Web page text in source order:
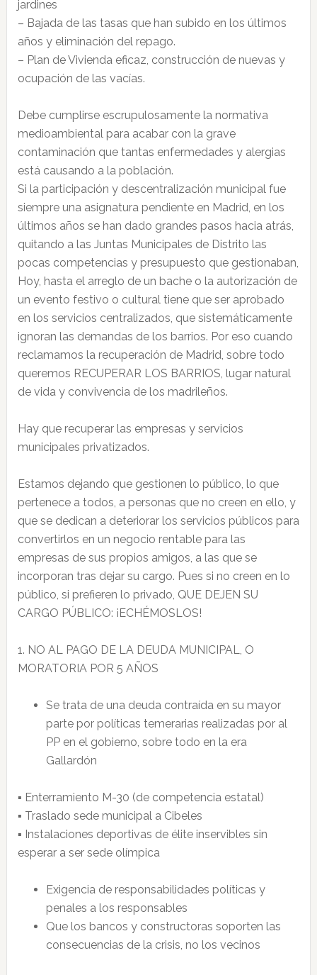
jardines
– Bajada de las tasas que han subido en los últimos
años y eliminación del repago.
– Plan de Vivienda eficaz, construcción de nuevas y
ocupación de las vacías.
Debe cumplirse escrupulosamente la normativa
medioambiental para acabar con la grave
contaminación que tantas enfermedades y alergias
está causando a la población.
Si la participación y descentralización municipal fue
siempre una asignatura pendiente en Madrid, en los
últimos años se han dado grandes pasos hacia atrás,
quitando a las Juntas Municipales de Distrito las
pocas competencias y presupuesto que gestionaban,
Hoy, hasta el arreglo de un bache o la autorización de
un evento festivo o cultural tiene que ser aprobado
en los servicios centralizados, que sistemáticamente
ignoran las demandas de los barrios. Por eso cuando
reclamamos la recuperación de Madrid, sobre todo
queremos RECUPERAR LOS BARRIOS, lugar natural
de vida y convivencia de los madrileños.
Hay que recuperar las empresas y servicios
municipales privatizados.
Estamos dejando que gestionen lo público, lo que
pertenece a todos, a personas que no creen en ello, y
que se dedican a deteriorar los servicios públicos para
convertirlos en un negocio rentable para las
empresas de sus propios amigos, a las que se
incorporan tras dejar su cargo. Pues si no creen en lo
público, si prefieren lo privado, QUE DEJEN SU
CARGO PÚBLICO: ¡ECHÉMOSLOS!
1. NO AL PAGO DE LA DEUDA MUNICIPAL, O
MORATORIA POR 5 AÑOS
Se trata de una deuda contraída en su mayor
parte por políticas temerarias realizadas por al
PP en el gobierno, sobre todo en la era
Gallardón
▪ Enterramiento M-30 (de competencia estatal)
▪ Traslado sede municipal a Cibeles
▪ Instalaciones deportivas de élite inservibles sin
esperar a ser sede olímpica
Exigencia de responsabilidades políticas y
penales a los responsables
Que los bancos y constructoras soporten las
consecuencias de la crisis, no los vecinos